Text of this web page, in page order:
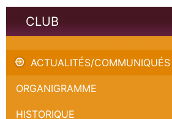
CLUB
ACTUALITÉS/COMMUNIQUÉS
ORGANIGRAMME
HISTORIQUE